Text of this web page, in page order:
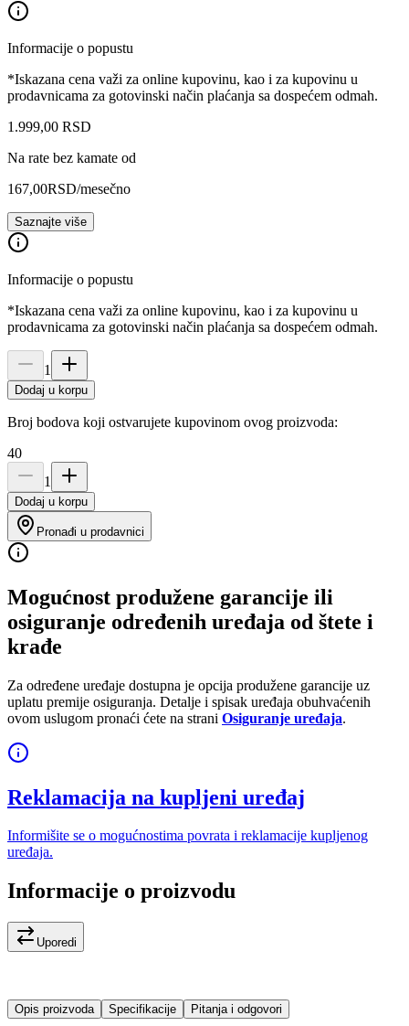
Informacije o popustu
*Iskazana cena važi za online kupovinu, kao i za kupovinu u
prodavnicama za gotovinski način plaćanja sa dospećem odmah.
1.999,00 RSD
Na rate bez kamate od
167,00RSD/mesečno
Saznajte više
Informacije o popustu
*Iskazana cena važi za online kupovinu, kao i za kupovinu u
prodavnicama za gotovinski način plaćanja sa dospećem odmah.
1
Dodaj u korpu
Broj bodova koji ostvarujete kupovinom ovog proizvoda:
40
1
Dodaj u korpu
Pronađi u prodavnici
Mogućnost produžene garancije ili
osiguranje određenih uređaja od štete i
krađe
Za određene uređaje dostupna je opcija produžene garancije uz
uplatu premije osiguranja. Detalje i spisak uređaja obuhvaćenih
ovom uslugom pronaći ćete na strani Osiguranje uređaja.
Reklamacija na kupljeni uređaj
Informišite se o mogućnostima povrata i reklamacije kupljenog
uređaja.
Informacije o proizvodu
Uporedi
Opis proizvoda Specifikacije Pitanja i odgovori